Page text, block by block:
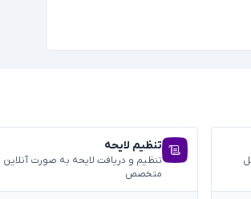
تنظیم لایحه
تنظیم و دریافت لایحه به صورت
متخصص